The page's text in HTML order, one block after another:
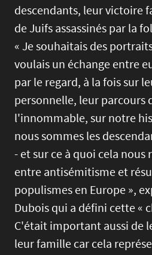
descendants, leur victoire
de Juifs assassinés par la
« Je souhaitais des
voulais un échange entre
par le regard, à la fois sur
personnelle, leur parcours
l'innommable, sur notre
nous sommes les
- et sur ce à quoi cela
entre antisémitisme et
populismes en Europe »,
Dubois qui a défini cette «
C'était important aussi de
leur famille car cela